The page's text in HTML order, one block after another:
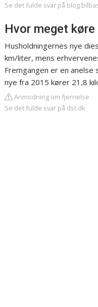
Se det fulde svar på
Hvor meget
Husholdningernes nye
km/liter, mens
Fremgangen er en
nye fra 2015 kører 21,8
Anmodning om fjernelse
Se det fulde svar på dst.dk